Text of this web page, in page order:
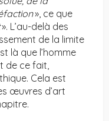
», ce que
». L’au-delà des
de la limite
là que l’homme
de ce fait,
Cela est
œuvres d’art